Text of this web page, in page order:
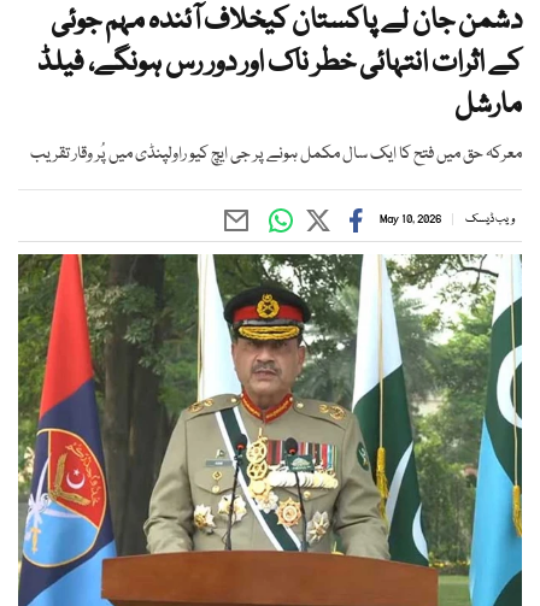
دشمن جان لے پاکستان کیخلاف آئندہ مہم جوئی
کے اثرات انتہائی خطر ناک اور دور رس ہونگے، فیلڈ
مارشل
معرکہ حق میں فتح کا ایک سال مکمل ہونے پر جی ایچ کیو راولپنڈی میں پُر وقار تقریب
ویب ڈیسک May 10, 2026